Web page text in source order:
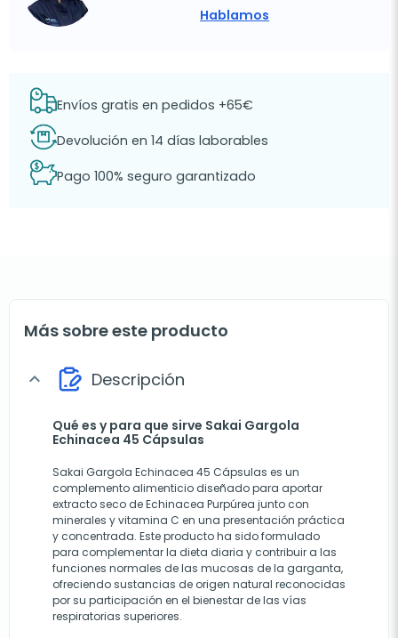
Hablamos
Envíos gratis en pedidos +65€
Devolución en 14 días laborables
Pago 100% seguro garantizado
Más sobre este producto
expand_more Descripción
Qué es y para que sirve Sakai Gargola
Echinacea 45 Cápsulas
Sakai Gargola Echinacea 45 Cápsulas es un
complemento alimenticio diseñado para aportar
extracto seco de Echinacea Purpúrea junto con
minerales y vitamina C en una presentación práctica
y concentrada. Este producto ha sido formulado
para complementar la dieta diaria y contribuir a las
funciones normales de las mucosas de la garganta,
ofreciendo sustancias de origen natural reconocidas
por su participación en el bienestar de las vías
respiratorias superiores.